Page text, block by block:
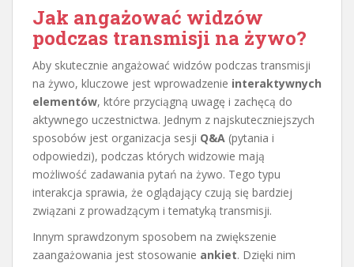
Jak angażować widzów
podczas transmisji na żywo?
Aby skutecznie angażować widzów podczas transmisji
na żywo, kluczowe jest wprowadzenie interaktywnych
elementów, które przyciągną uwagę i zachęcą do
aktywnego uczestnictwa. Jednym z najskuteczniejszych
sposobów jest organizacja sesji Q&A (pytania i
odpowiedzi), podczas których widzowie mają
możliwość zadawania pytań na żywo. Tego typu
interakcja sprawia, że oglądający czują się bardziej
związani z prowadzącym i tematyką transmisji.
Innym sprawdzonym sposobem na zwiększenie
zaangażowania jest stosowanie ankiet. Dzięki nim